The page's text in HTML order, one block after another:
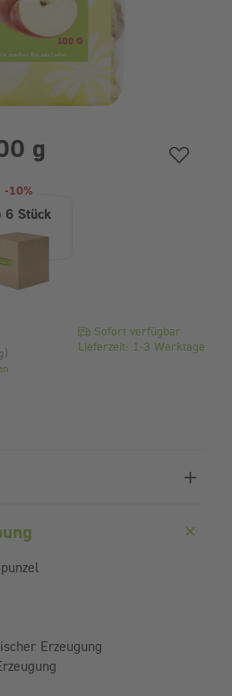
g
-10%
6 Stück
Sofort verfügbar
Lieferzeit: 1-3 Werktage
Erzeugung